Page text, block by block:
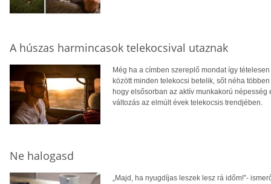
A húszas harmincasok telekocsival utaznak
Még ha a címben szereplő mondat így
között minden telekocsi betelik, sőt néha
hogy elsősorban az aktív munkakorú
változás az elmúlt évek telekocsis trendjében.
Ne halogasd
„Majd, ha nyugdíjas leszek lesz rá időm!”-